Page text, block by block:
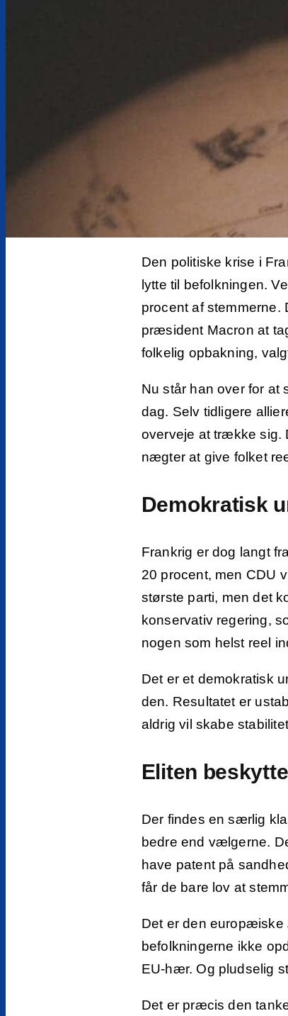
Den politiske krise i
lytte til befolkningen.
procent af
præsident Macron at
folkelig opbakning,
Nu står han over for at
dag. Selv tidligere
overveje at trække sig.
nægter at give folket
Demokratisk
Frankrig er dog langt
20 procent, men CDU
største parti, men det
konservativ regering,
nogen som helst reel
Det er et demokratisk
den. Resultatet er
aldrig vil skabe
Eliten
Der findes en særlig
bedre end vælgerne.
have patent på
får de bare lov at
Det er den europæiske
befolkningerne ikke
EU-hær. Og pludselig
Det er præcis den